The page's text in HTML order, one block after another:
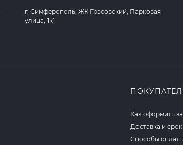
г. Симферополь, ЖК Грэсовский, Парковая
улица, 1к1
Как оформить
Доставка и
Способы